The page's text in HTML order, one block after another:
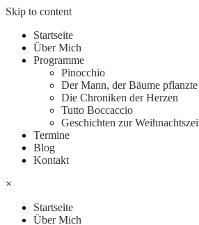
Skip to content
Startseite
Über Mich
Programme
Pinocchio
Der Mann, der Bäume pflanzte
Die Chroniken der Herzen
Tutto Boccaccio
Geschichten zur
Termine
Blog
Kontakt
×
Startseite
Über Mich